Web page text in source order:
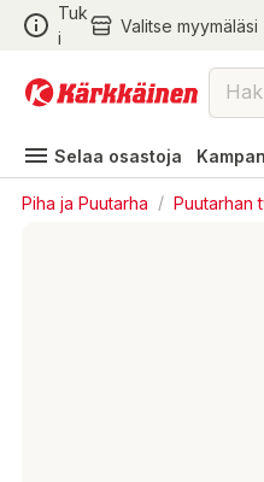
Tuk
i
Valitse myymäläsi
Selaa osastoja
Piha ja Puutarha / Puutarhan